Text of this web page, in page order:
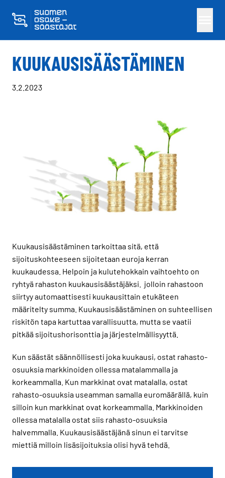
Skippaa sisältö
KUUKAUSISÄÄSTÄMINEN
3.2.2023
Kuukausisäästäminen tarkoittaa sitä, että
sijoituskohteeseen sijoitetaan euroja kerran
kuukaudessa. Helpoin ja kulutehokkain vaihtoehto on
ryhtyä rahaston kuukausisäästäjäksi. jolloin rahastoon
siirtyy automaattisesti kuukausittain etukäteen
määritelty summa. Kuukausisäästäminen on suhteellisen
riskitön tapa kartuttaa varallisuutta, mutta se vaatii
pitkää sijoitushorisonttia ja järjestelmällisyyttä.
Kun säästät säännöllisesti joka kuukausi, ostat rahasto-
osuuksia markkinoiden ollessa matalammalla ja
korkeammalla. Kun markkinat ovat matalalla, ostat
rahasto-osuuksia useamman samalla euromäärällä, kuin
silloin kun markkinat ovat korkeammalla. Markkinoiden
ollessa matalalla ostat siis rahasto-osuuksia
halvemmalla. Kuukausisäästäjänä sinun ei tarvitse
miettiä milloin lisäsijoituksia olisi hyvä tehdä.